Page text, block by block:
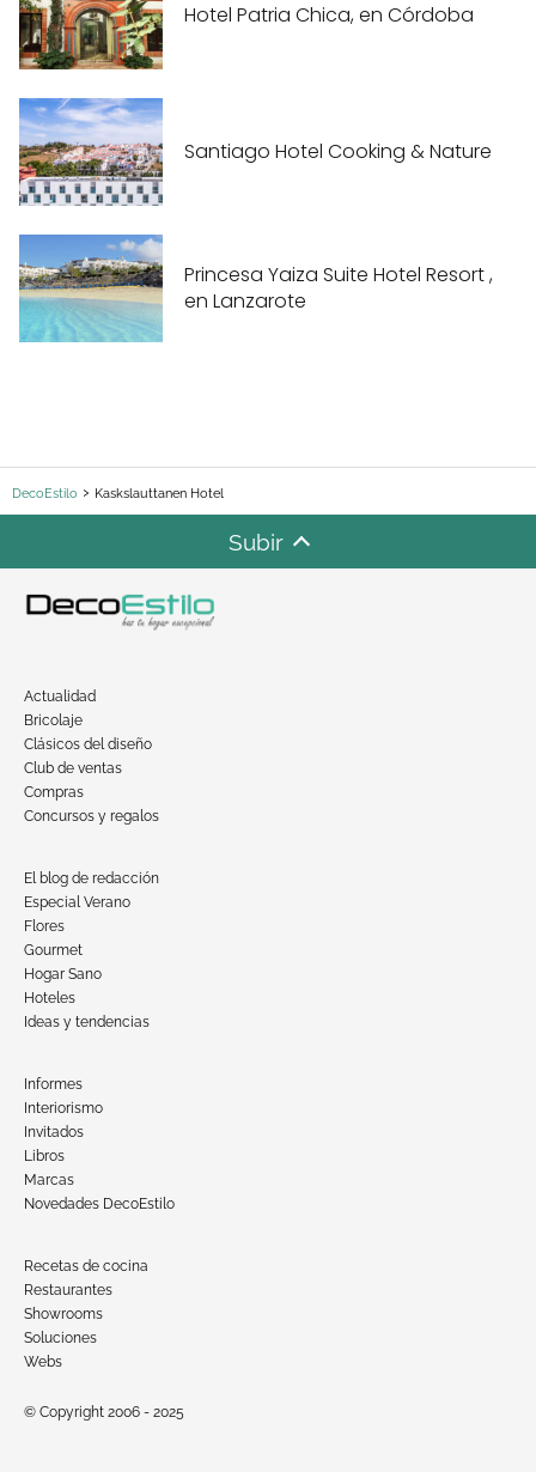
Hotel Patria Chica, en Córdoba
Santiago Hotel Cooking & Nature
Princesa Yaiza Suite Hotel Resort ,
en Lanzarote
DecoEstilo Kaskslauttanen Hotel
Subir
Actualidad
Bricolaje
Clásicos del diseño
Club de ventas
Compras
Concursos y regalos
El blog de redacción
Especial Verano
Flores
Gourmet
Hogar Sano
Hoteles
Ideas y tendencias
Informes
Interiorismo
Invitados
Libros
Marcas
Novedades DecoEstilo
Recetas de cocina
Restaurantes
Showrooms
Soluciones
Webs
© Copyright 2006 - 2025